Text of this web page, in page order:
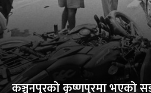
कञ्चनपुरको कृष्णपुरमा भएको